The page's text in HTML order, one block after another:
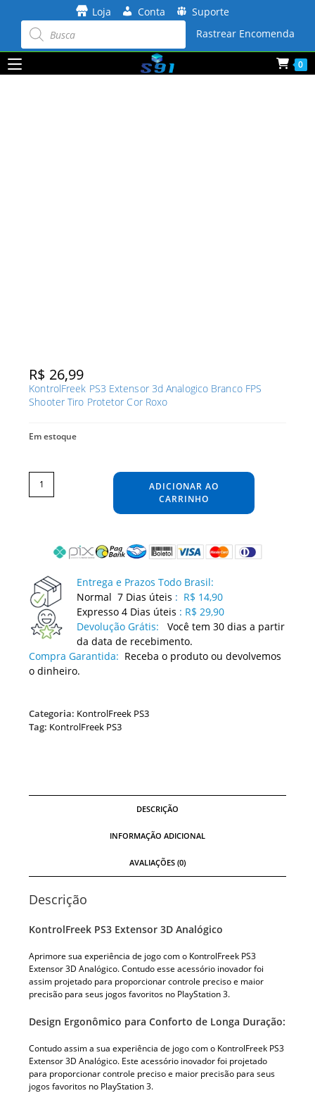
conteúdo
Loja Conta Suporte
Pesquisar
produtos Rastrear Encomenda
0
R$ 26,99
KontrolFreek PS3 Extensor 3d Analogico Branco FPS
Shooter Tiro Protetor Cor Roxo
Em estoque
KontrolFreek
PS3
Extensor
Branco
ADICIONAR AO
CARRINHO
Entrega e Prazos Todo Brasil:
Normal 7 Dias úteis : R$ 14,90
Expresso 4 Dias úteis : R$ 29,90
Devolução Grátis:
Você tem 30 dias a partir
da data de recebimento.
Compra Garantida: Receba o produto ou devolvemos
o dinheiro.
Categoria: KontrolFreek PS3
Tag: KontrolFreek PS3
DESCRIÇÃO
INFORMAÇÃO ADICIONAL
AVALIAÇÕES (0)
Descrição
KontrolFreek PS3 Extensor 3D Analógico
Aprimore sua experiência de jogo com o KontrolFreek PS3
Extensor 3D Analógico. Contudo esse acessório inovador foi
assim projetado para proporcionar controle preciso e maior
precisão para seus jogos favoritos no PlayStation 3.
Design Ergonômico para Conforto de Longa Duração:
Contudo assim a sua experiência de jogo com o KontrolFreek PS3
Extensor 3D Analógico. Este acessório inovador foi projetado
para proporcionar controle preciso e maior precisão para seus
jogos favoritos no PlayStation 3.